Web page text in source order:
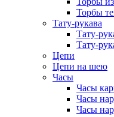
Торбы
Тату-рукава
Тату-
Тату-
Цепи
Цепи на шею
Часы
Часы
Часы
Часы